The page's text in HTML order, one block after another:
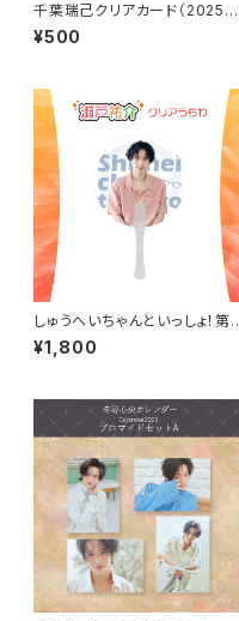
千葉瑞己クリアカード（2025年
4月始まりカレンダーアザーカッ
ト）
¥500
しゅうへいちゃんといっしょ！第1
0夜オリジナルクリアうちわ（瀬
戸祐介）
¥1,800